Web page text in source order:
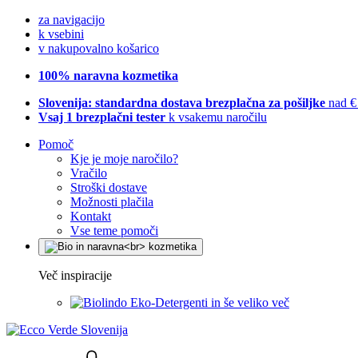
za navigacijo
k vsebini
v nakupovalno košarico
100% naravna kozmetika
Slovenija: standardna dostava brezplačna za pošiljke nad
Vsaj 1 brezplačni tester k vsakemu naročilu
Pomoč
Kje je moje naročilo?
Vračilo
Stroški dostave
Možnosti plačila
Kontakt
Vse teme pomoči
Več inspiracije
Eko-Detergenti in še veliko več